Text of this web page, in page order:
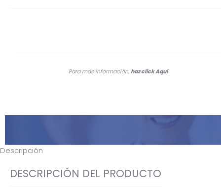
Para más información, haz clickAqui
Descripción
DESCRIPCIÓN DEL PRODUCTO